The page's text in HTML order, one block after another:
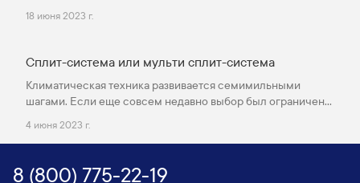
необходимо уточнить, может ли этот кондиционер
работать в таком режиме и при какой температуре он
будет функционировать правильно. Эксперты интернет-
магазина MirCli отвечают на самые популярные вопросы.
18 июня 2023 г.
Сплит-система или мульти сплит-система
Климатическая техника развивается семимильными
шагами. Если еще совсем недавно выбор был ограничен
системы. Относительно небольшой внутренний блок
4 июня 2023 г.
8 (800) 775-22-19